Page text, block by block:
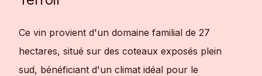
Ce vin provient d'un domaine familial de 27
hectares, situé sur des coteaux exposés plein
sud, bénéficiant d'un climat idéal pour le